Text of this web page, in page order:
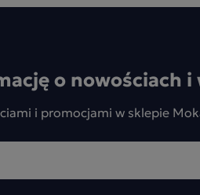
o nowościach i
i promocjami w sklepie